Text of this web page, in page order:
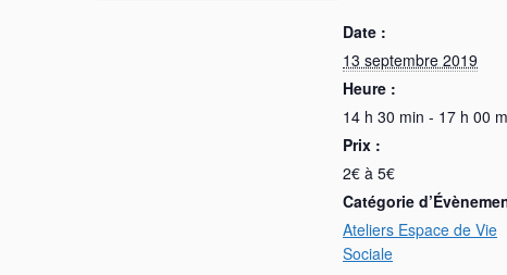
Date :
13 septembre 2019
Heure :
14 h 30 min - 17 h 00
Prix :
2€ à 5€
Catégorie
Ateliers Espace de Vie
Sociale